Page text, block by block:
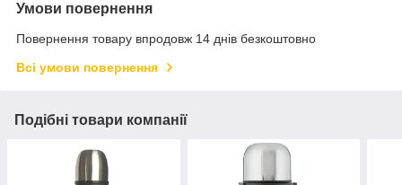
Умови повернення
Повернення товару впродовж 14 днів безкоштовно
Всі умови повернення
Подібні товари компанії